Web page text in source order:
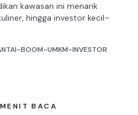
kawasan ini menarik
hingga investor kecil–
BOOM-UMKM-INVESTOR
BACA